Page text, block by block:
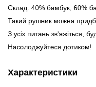
Склад: 40% бамбук, 60%
Такий рушник можна
З усіх питань зв'яжіться,
Насолоджуйтеся дотиком!
Характеристики